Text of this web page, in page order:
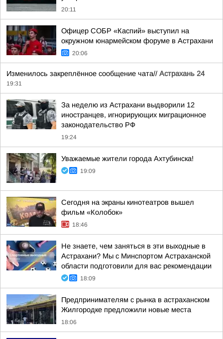
20:11
Офицер СОБР «Каспий» выступил на
окружном юнармейском форуме в Астрахани
20:06
Изменилось закреплённое сообщение чата// Астрахань 24
19:31
За неделю из Астрахани выдворили 12
иностранцев, игнорирующих миграционное
законодательство РФ
19:24
Уважаемые жители города Ахтубинска!
19:09
Сегодня на экраны кинотеатров вышел
фильм «Колобок»
18:46
Не знаете, чем заняться в эти выходные в
Астрахани? Мы с Минспортом Астраханской
области подготовили для вас рекомендации
18:09
Предпринимателям с рынка в астраханском
Жилгородке предложили новые места
18:06